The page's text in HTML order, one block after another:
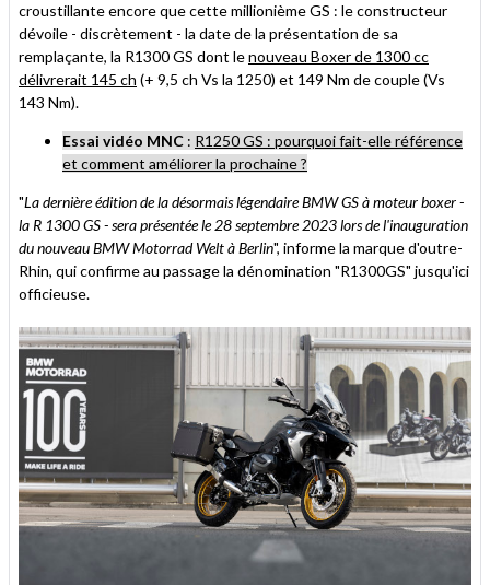
croustillante encore que cette millionième GS : le constructeur
dévoile - discrètement - la date de la présentation de sa
remplaçante, la R1300 GS dont lenouveau Boxer de 1300 cc
délivrerait 145 ch (+ 9,5 ch Vs la 1250) et 149 Nm de couple (Vs
143 Nm).
Essai vidéo MNC : R1250 GS : pourquoi fait-elle référence
et comment améliorer la prochaine ?
"La dernière édition de la désormais légendaire BMW GS à moteur boxer -
la R 1300 GS - sera présentée le 28 septembre 2023 lors de l'inauguration
du nouveau BMW Motorrad Welt à Berlin", informe la marque d'outre-
Rhin, qui confirme au passage la dénomination "R1300GS" jusqu'ici
officieuse.